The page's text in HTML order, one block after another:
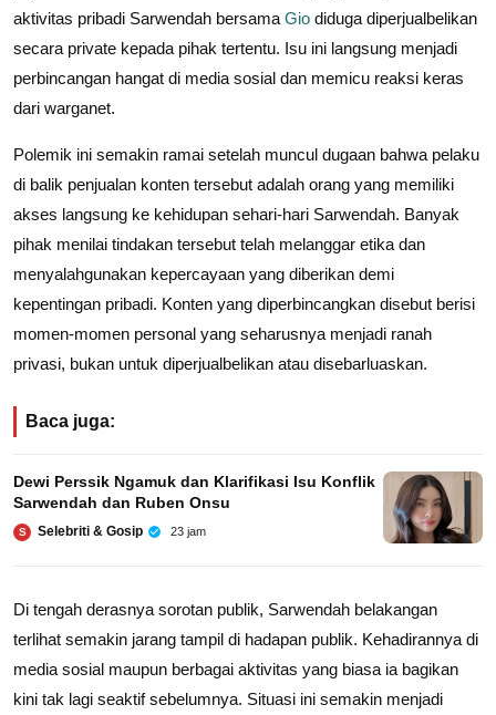
aktivitas pribadi Sarwendah bersama Gio diduga diperjualbelikan
secara private kepada pihak tertentu. Isu ini langsung menjadi
perbincangan hangat di media sosial dan memicu reaksi keras
dari warganet.
Polemik ini semakin ramai setelah muncul dugaan bahwa pelaku
di balik penjualan konten tersebut adalah orang yang memiliki
akses langsung ke kehidupan sehari-hari Sarwendah. Banyak
pihak menilai tindakan tersebut telah melanggar etika dan
menyalahgunakan kepercayaan yang diberikan demi
kepentingan pribadi. Konten yang diperbincangkan disebut berisi
momen-momen personal yang seharusnya menjadi ranah
privasi, bukan untuk diperjualbelikan atau disebarluaskan.
Baca juga:
Dewi Perssik Ngamuk dan Klarifikasi Isu Konflik
Sarwendah dan Ruben Onsu
S Selebriti & Gosip 23 jam
Di tengah derasnya sorotan publik, Sarwendah belakangan
terlihat semakin jarang tampil di hadapan publik. Kehadirannya di
media sosial maupun berbagai aktivitas yang biasa ia bagikan
kini tak lagi seaktif sebelumnya. Situasi ini semakin menjadi